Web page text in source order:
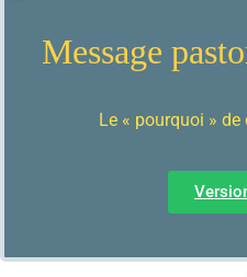
Message
Le « pourquoi »